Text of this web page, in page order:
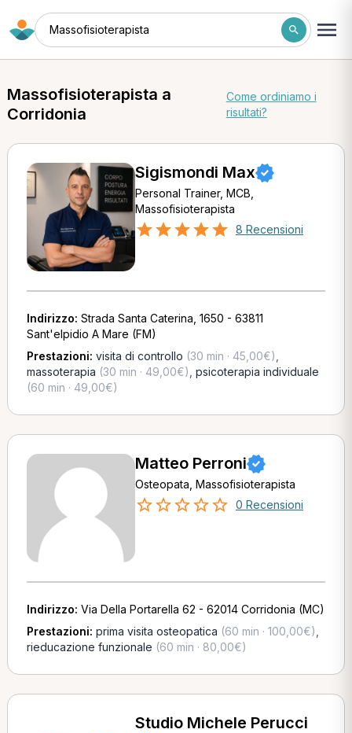
Massofisioterapista
Massofisioterapista a
Corridonia
Come ordiniamo i
risultati?
Sigismondi Max
Personal Trainer, MCB,
Massofisioterapista
8 Recensioni
Indirizzo: Strada Santa Caterina, 1650 - 63811
Sant'elpidio A Mare (FM)
Prestazioni: visita di controllo (30 min · 45,00€)
massoterapia (30 min · 49,00€) psicoterapia individuale
(60 min · 49,00€)
Matteo Perroni
Osteopata, Massofisioterapista
0 Recensioni
Indirizzo: Via Della Portarella 62 - 62014 Corridonia (MC)
Prestazioni: prima visita osteopatica (60 min · 100,00€)
rieducazione funzionale (60 min · 80,00€)
Studio Michele Perucci